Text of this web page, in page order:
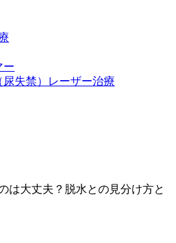
ー
失禁）レーザー治療
は大丈夫？脱水との見分け方と